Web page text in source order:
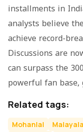
installments in
analysts believe
achieve record-
Discussions are
can surpass the
powerful fan base,
Related tags:
Mohanlal